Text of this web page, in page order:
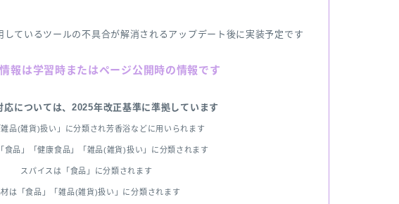
しているツールの不具合が解消されるアップデート後に実装予定です
情報は学習時またはページ公開時の情報です
については、2025年改正基準に準拠しています
品(雑貨)扱い」に分類され芳香浴などに用いられます
食品」「健康食品」「雑品(雑貨)扱い」に分類されます
スパイスは「食品」に分類されます
材は「食品」「雑品(雑貨)扱い」に分類されます